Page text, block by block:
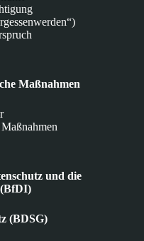
Maßnahmen
und die
(BDSG)